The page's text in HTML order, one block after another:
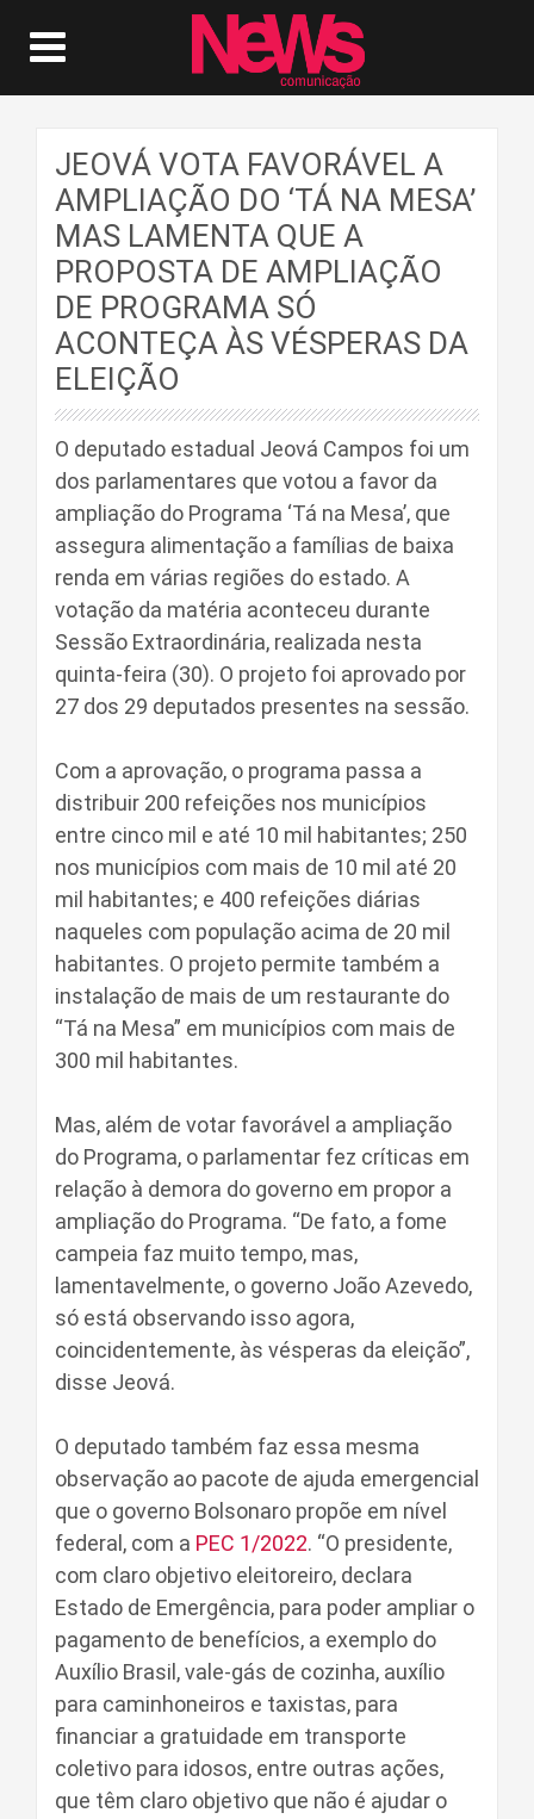
JEOVÁ VOTA FAVORÁVEL A
AMPLIAÇÃO DO ‘TÁ NA MESA’
MAS LAMENTA QUE A
PROPOSTA DE AMPLIAÇÃO
DE PROGRAMA SÓ
ACONTEÇA ÀS VÉSPERAS DA
ELEIÇÃO
O deputado estadual Jeová Campos foi um
dos parlamentares que votou a favor da
ampliação do Programa ‘Tá na Mesa’, que
assegura alimentação a famílias de baixa
renda em várias regiões do estado. A
votação da matéria aconteceu durante
Sessão Extraordinária, realizada nesta
quinta-feira (30). O projeto foi aprovado por
27 dos 29 deputados presentes na sessão.
Com a aprovação, o programa passa a
distribuir 200 refeições nos municípios
entre cinco mil e até 10 mil habitantes; 250
nos municípios com mais de 10 mil até 20
mil habitantes; e 400 refeições diárias
naqueles com população acima de 20 mil
habitantes. O projeto permite também a
instalação de mais de um restaurante do
“Tá na Mesa” em municípios com mais de
300 mil habitantes.
Mas, além de votar favorável a ampliação
do Programa, o parlamentar fez críticas em
relação à demora do governo em propor a
ampliação do Programa. “De fato, a fome
campeia faz muito tempo, mas,
lamentavelmente, o governo João Azevedo,
só está observando isso agora,
coincidentemente, às vésperas da eleição”,
disse Jeová.
O deputado também faz essa mesma
observação ao pacote de ajuda emergencial
que o governo Bolsonaro propõe em nível
federal, com a PEC 1/2022. “O presidente,
com claro objetivo eleitoreiro, declara
Estado de Emergência, para poder ampliar o
pagamento de benefícios, a exemplo do
Auxílio Brasil, vale-gás de cozinha, auxílio
para caminhoneiros e taxistas, para
financiar a gratuidade em transporte
coletivo para idosos, entre outras ações,
que têm claro objetivo que não é ajudar o